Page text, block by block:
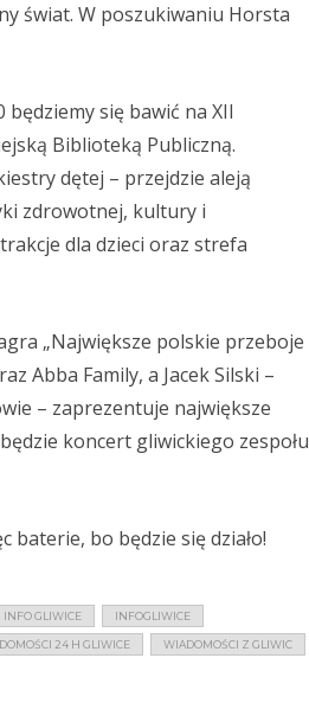
świat. W poszukiwaniu Horsta
się bawić na XII
Biblioteką Publiczną.
dętej – przejdzie aleją
zdrowotnej, kultury i
dla dzieci oraz strefa
„Największe polskie przeboje
Abba Family, a Jacek Silski –
– zaprezentuje największe
koncert gliwickiego zespołu
baterie, bo będzie się działo!
INFO GLIWICE INFOGLIWICE
24 H GLIWICE WIADOMOŚCI Z GLIWIC